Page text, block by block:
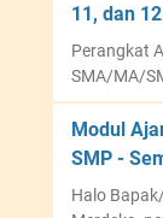
11, dan
Perangkat
SMA/MA/
Modul
SMP -
Halo